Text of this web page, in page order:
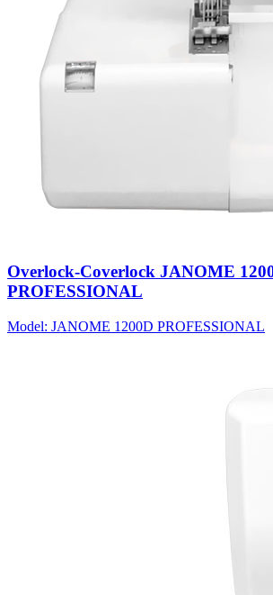
Overlock-Coverlock JANOME
PROFESSIONAL
Model: JANOME 1200D PROFESSIONAL